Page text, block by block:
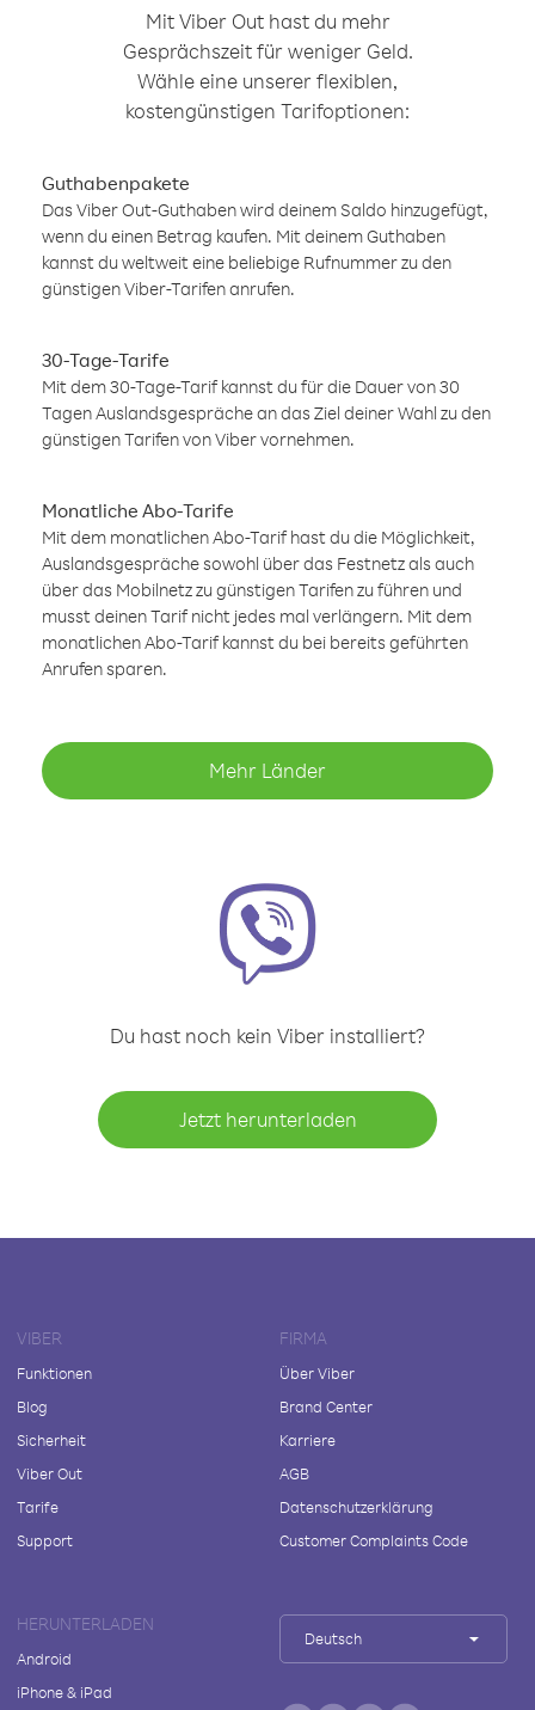
Mit Viber Out hast du mehr
Gesprächszeit für weniger Geld.
Wähle eine unserer flexiblen,
kostengünstigen Tarifoptionen:
Guthabenpakete
Das Viber Out-Guthaben wird deinem Saldo hinzugefügt,
wenn du einen Betrag kaufen. Mit deinem Guthaben
kannst du weltweit eine beliebige Rufnummer zu den
günstigen Viber-Tarifen anrufen.
30-Tage-Tarife
Mit dem 30-Tage-Tarif kannst du für die Dauer von 30
Tagen Auslandsgespräche an das Ziel deiner Wahl zu den
günstigen Tarifen von Viber vornehmen.
Monatliche Abo-Tarife
Mit dem monatlichen Abo-Tarif hast du die Möglichkeit,
Auslandsgespräche sowohl über das Festnetz als auch
über das Mobilnetz zu günstigen Tarifen zu führen und
musst deinen Tarif nicht jedes mal verlängern. Mit dem
monatlichen Abo-Tarif kannst du bei bereits geführten
Anrufen sparen.
Mehr Länder
Du hast noch kein Viber installiert?
Jetzt herunterladen
VIBER
Funktionen
Blog
Sicherheit
Viber Out
Tarife
Support
FIRMA
Über Viber
Brand Center
Karriere
AGB
Datenschutzerklärung
Customer Complaints Code
HERUNTERLADEN
Android
iPhone & iPad
Deutsch